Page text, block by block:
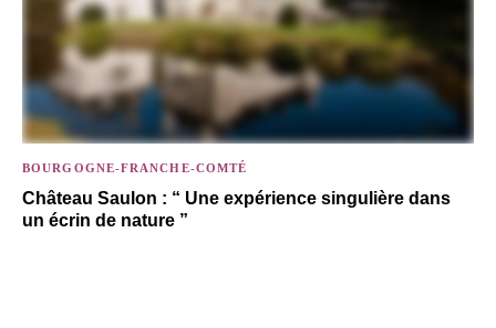
BOURGOGNE-FRANCHE-COMTÉ
Château Saulon : “ Une expérience singulière dans
un écrin de nature ”